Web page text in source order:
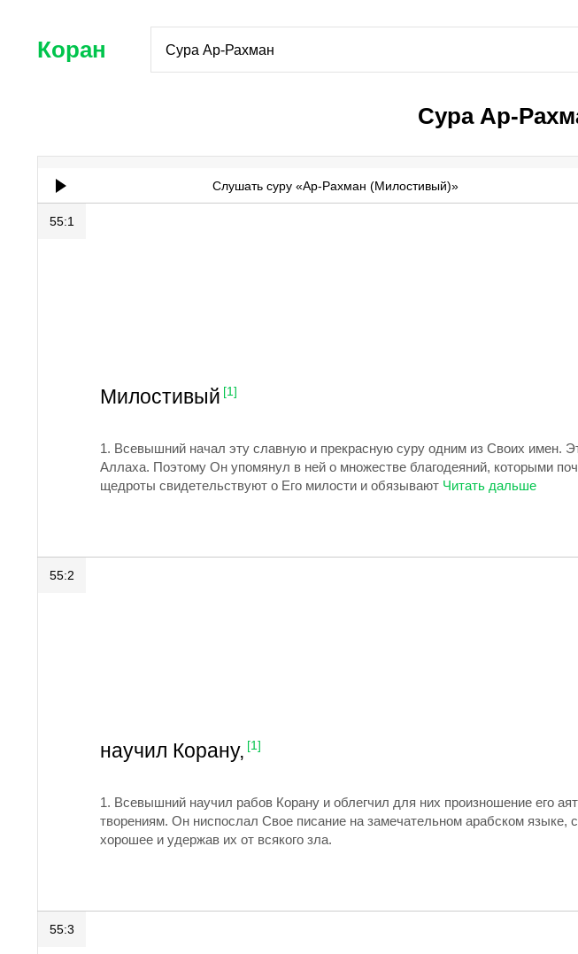
Коран Сура Ар-Рахман
Сура Ар-
Слушать суру «Ар-Рахман (Милостивый)»
55:1
Милостивый [1]
1. Всевышний начал эту славную и прекрасную суру одним из Своих имен.
Аллаха. Поэтому Он упомянул в ней о множестве благодеяний, которыми
щедроты свидетельствуют о Его милости и обязывают
55:2
научил Корану, [1]
1. Всевышний научил рабов Корану и облегчил для них произношение его
творениям. Он ниспослал Свое писание на замечательном арабском
хорошее и удержав их от всякого зла.
55:3